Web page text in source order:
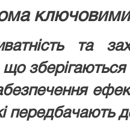
та
зберігаються
передбачають